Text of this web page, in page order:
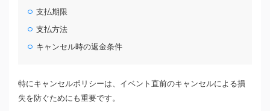
支払期限
支払方法
キャンセル時の返金条件
特にキャンセルポリシーは、イベント直前のキャンセルによる損
失を防ぐためにも重要です。